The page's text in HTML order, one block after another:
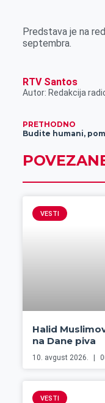
Predstava je na
septembra.
RTV Santos
Autor: Redakcija
PRETHODNO
VESTI
Halid
na Dane piva
10. avgust 2026.
VESTI